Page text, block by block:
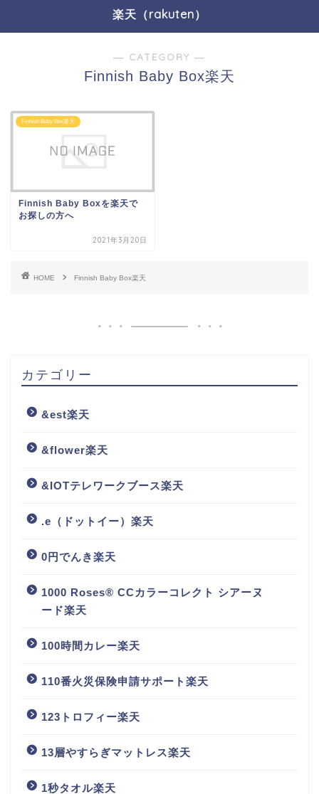
楽天（rakuten）
― CATEGORY ―
Finnish Baby Box楽天
Finnish Baby Box楽天
Finnish Baby Boxを楽天で
お探しの方へ
2021年3月20日
HOME Finnish Baby Box楽天
カテゴリー
&est楽天
&flower楽天
&IOTテレワークブース楽天
.e（ドットイー）楽天
0円でんき楽天
1000 Roses® CCカラーコレクト シアーヌ
ード楽天
100時間カレー楽天
110番火災保険申請サポート楽天
123トロフィー楽天
13層やすらぎマットレス楽天
1秒タオル楽天